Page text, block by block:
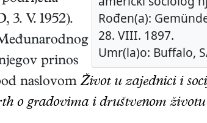
Rođen(a):
28. VIII. 1897.
Umr(la)o: Buffalo,
, 3. V. 1952).
prinos
naslovomŽivot u zajednici i
o gradovima i društvenom životu